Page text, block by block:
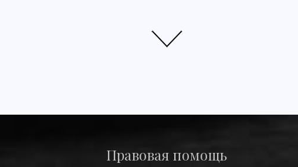
Правовая помощь